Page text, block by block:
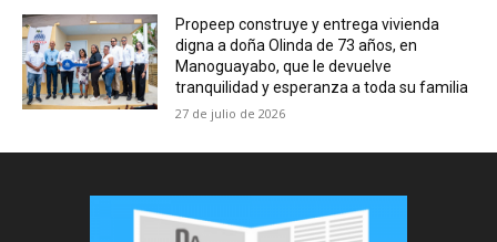
Propeep construye y entrega vivienda
digna a doña Olinda de 73 años, en
Manoguayabo, que le devuelve
tranquilidad y esperanza a toda su familia
27 de julio de 2026